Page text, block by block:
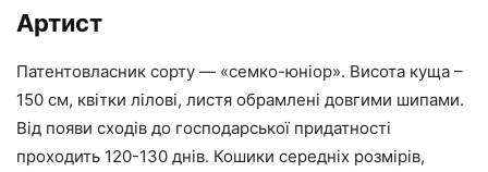
Артист
Патентовласник сорту — «семко-юніор». Висота куща –
150 см, квітки лілові, листя обрамлені довгими шипами.
Від появи сходів до господарської придатності
проходить 120-130 днів. Кошики середніх розмірів,